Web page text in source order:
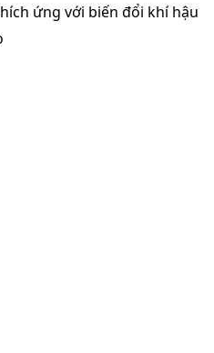
ứng với biến đổi khí hậu